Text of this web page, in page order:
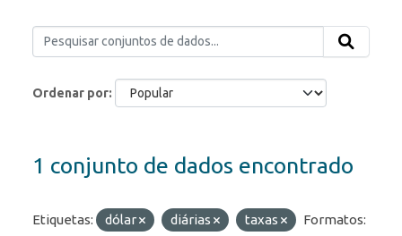
Ordenar por
1 conjunto de dados encontrado
Etiquetas: dólar diárias taxas
Formatos: